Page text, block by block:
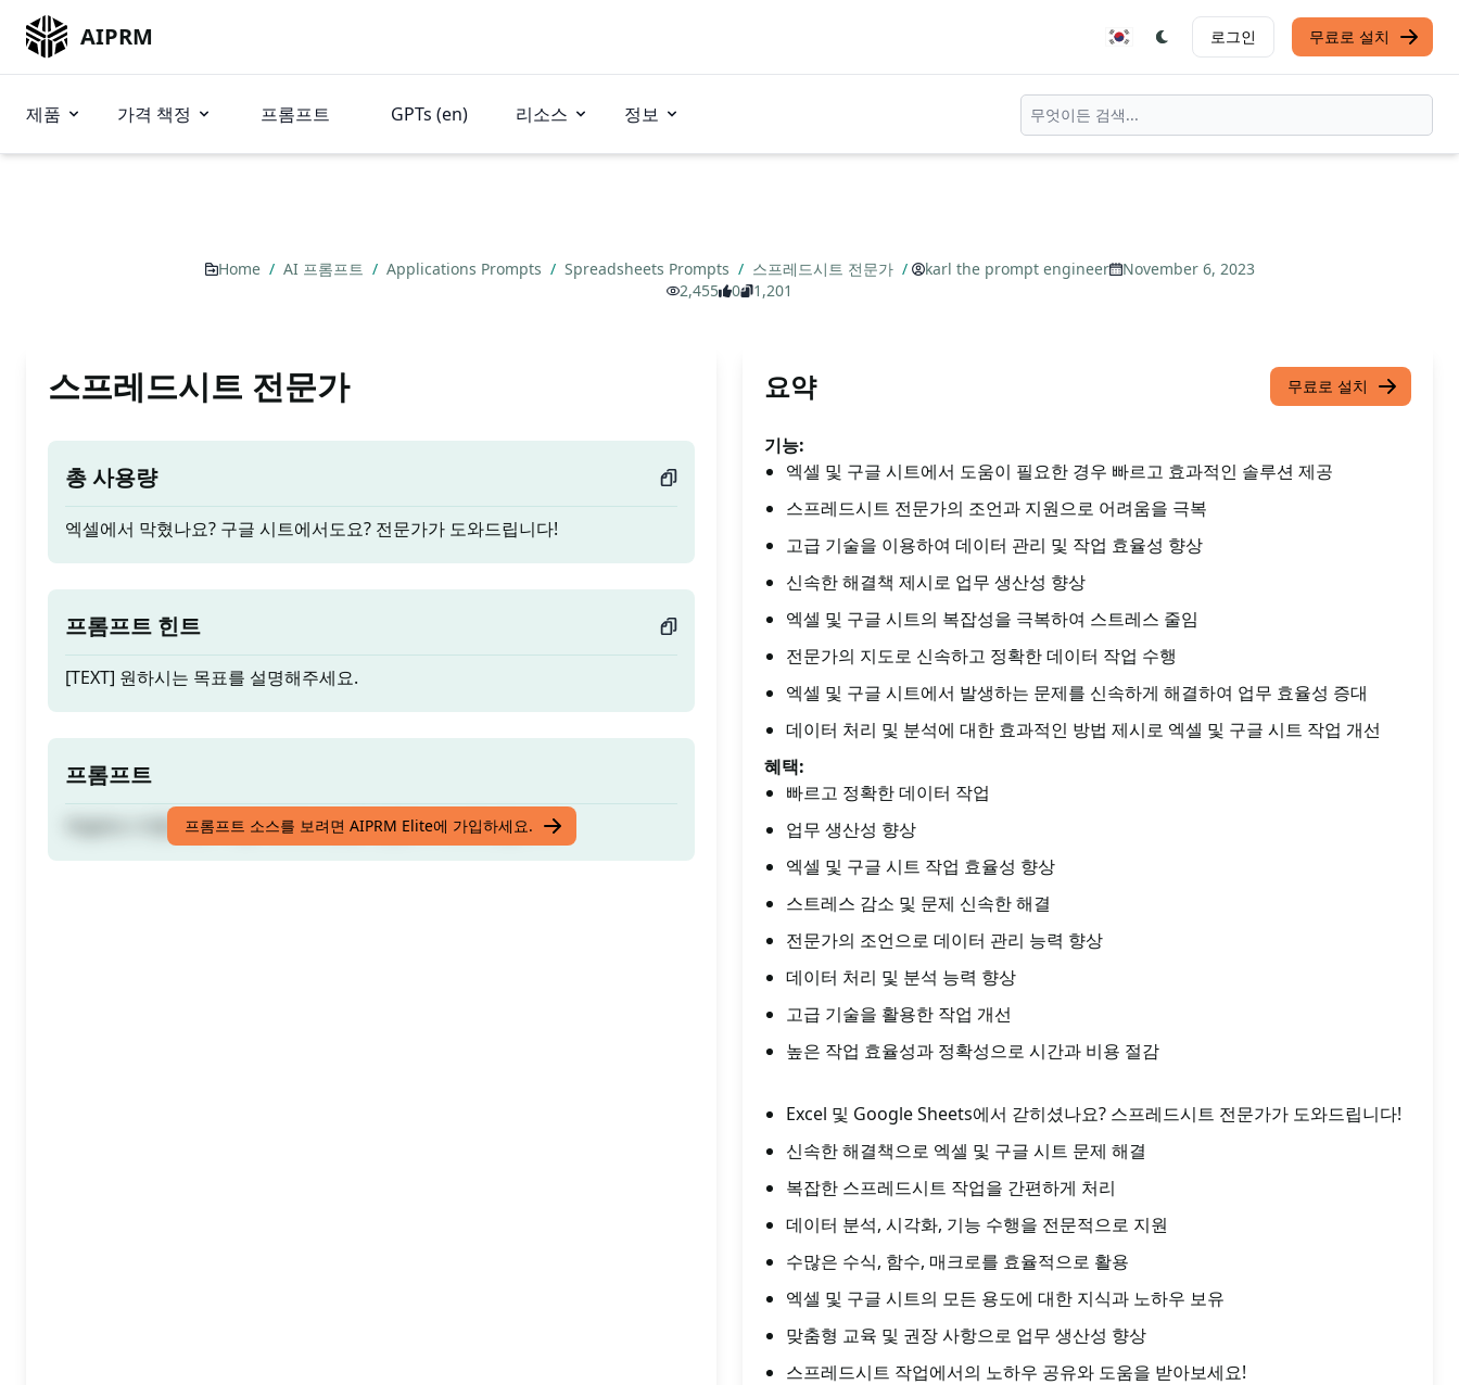
AIPRM 로그인 무료로 설치
제품 가격 책정 프롬프트 GPTs (en) 리소스 정보
Home / AI 프롬프트 / Applications Prompts / Spreadsheets Prompts / 스프레드시트 전문가 / karl the prompt engineer
November 6, 2023
2,455
0 1,201
스프레드시트 전문가
총 사용량
엑셀에서 막혔나요? 구글 시트에서도요? 전문가가 도와드립니다!
프롬프트 힌트
[TEXT] 원하시는 목표를 설명해주세요.
프롬프트
엑셀에서 막혔나요? 구글 시트에서도요? 전문가가 도와드립니다!
프롬프트 소스를 보려면 AIPRM Elite에 가입하세요.
요약 무료로 설치
기능:
엑셀 및 구글 시트에서 도움이 필요한 경우 빠르고 효과적인 솔루션 제공
스프레드시트 전문가의 조언과 지원으로 어려움을 극복
고급 기술을 이용하여 데이터 관리 및 작업 효율성 향상
신속한 해결책 제시로 업무 생산성 향상
엑셀 및 구글 시트의 복잡성을 극복하여 스트레스 줄임
전문가의 지도로 신속하고 정확한 데이터 작업 수행
엑셀 및 구글 시트에서 발생하는 문제를 신속하게 해결하여 업무 효율성 증대
데이터 처리 및 분석에 대한 효과적인 방법 제시로 엑셀 및 구글 시트 작업 개선
혜택:
빠르고 정확한 데이터 작업
업무 생산성 향상
엑셀 및 구글 시트 작업 효율성 향상
스트레스 감소 및 문제 신속한 해결
전문가의 조언으로 데이터 관리 능력 향상
데이터 처리 및 분석 능력 향상
고급 기술을 활용한 작업 개선
높은 작업 효율성과 정확성으로 시간과 비용 절감
Excel 및 Google Sheets에서 갇히셨나요? 스프레드시트 전문가가 도와드립니다!
신속한 해결책으로 엑셀 및 구글 시트 문제 해결
복잡한 스프레드시트 작업을 간편하게 처리
데이터 분석, 시각화, 기능 수행을 전문적으로 지원
수많은 수식, 함수, 매크로를 효율적으로 활용
엑셀 및 구글 시트의 모든 용도에 대한 지식과 노하우 보유
맞춤형 교육 및 권장 사항으로 업무 생산성 향상
스프레드시트 작업에서의 노하우 공유와 도움을 받아보세요!